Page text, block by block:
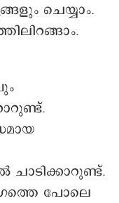
ചെയ്യാം.
ചാടിക്കാറുണ്ട്.
പോലെ